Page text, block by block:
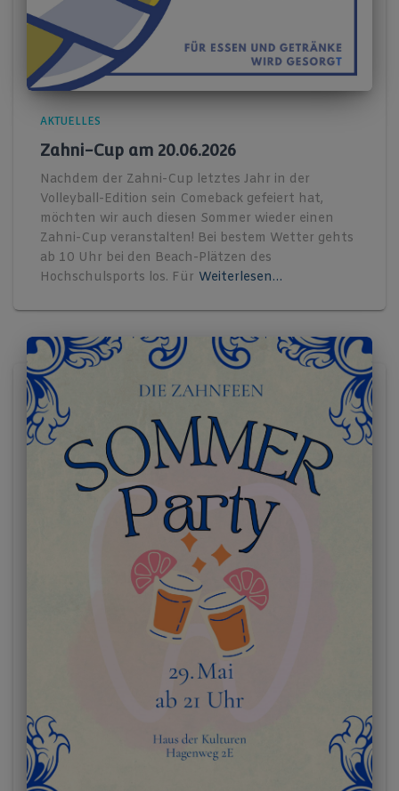
AKTUELLES
Zahni-Cup am 20.06.2026
Nachdem der Zahni-Cup letztes Jahr in der
Volleyball-Edition sein Comeback gefeiert hat,
möchten wir auch diesen Sommer wieder einen
Zahni-Cup veranstalten! Bei bestem Wetter gehts
ab 10 Uhr bei den Beach-Plätzen des
Hochschulsports los. Für Weiterlesen…